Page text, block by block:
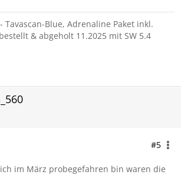
Tavascan-Blue, Adrenaline Paket inkl.
& abgeholt 11.2025 mit SW 5.4
#5
im März probegefahren bin waren die